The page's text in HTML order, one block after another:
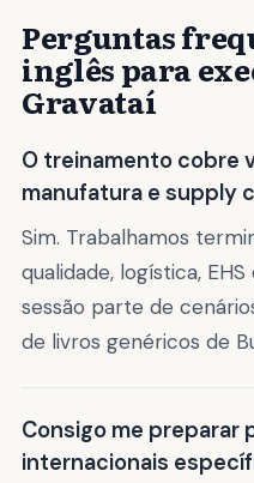
Perguntas
inglês para
Gravataí
O treinamento cobre
manufatura e supply
Sim. Trabalhamos
qualidade, logística,
sessão parte de
de livros genéricos de
Consigo me preparar
internacionais